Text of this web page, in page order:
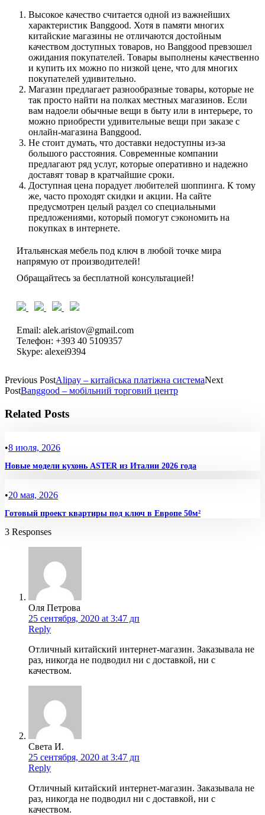
Высокое качество считается одной из важнейших
характеристик Banggood. Хотя в памяти многих
китайские магазины не отличаются достойным
качеством доступных товаров, но Banggood превзошел
ожидания покупателей. Товары выполнены качественно
и купить их можно по низкой цене, что для многих
покупателей удивительно.
Магазин предлагает разнообразные товары, которые не
так просто найти на полках местных магазинов. Если
вам надоели обычные вещи в быту или в интерьере, то
можно приобрести удивительные вещи при заказе с
онлайн-магазина Banggood.
Не стоит думать, что доставки недоступны из-за
большого расстояния. Современные компании
предлагают ряд услуг, которые оперативно и надежно
доставят товар в кратчайшие сроки.
Доступная цена порадует любителей шоппинга. К тому
же, часто проходят скидки и акции. На сайте
предусмотрен целый раздел со специальными
предложениями, который помогут сэкономить на
покупках в интернете.
Итальянская мебель под ключ в любой точке мира
напрямую от производителей!
Обращайтесь за бесплатной консультацией!
Email: alek.aristov@gmail.com
Телефон: +393 40 5109357
Skype: alexei9394
Previous PostAlipay – китайська платіжна системаNext
PostBanggood – мобільний торговий центр
Related Posts
•8 июля, 2026
Новые модели кухонь ASTER из Италии 2026 года
•20 мая, 2026
Готовый проект квартиры под ключ в Европе 50м²
3 Responses
Оля Петрова
25 сентября, 2020 at 3:47 дп
Reply
Отличный китайский интернет-магазин. Заказывала не
раз, никогда не подводил ни с доставкой, ни с
качеством.
Света И.
25 сентября, 2020 at 3:47 дп
Reply
Отличный китайский интернет-магазин. Заказывала не
раз, никогда не подводил ни с доставкой, ни с
качеством.